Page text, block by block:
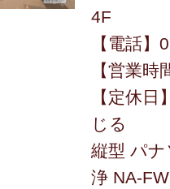
4F
【電話
【営業
【定休
じる
縦型 パ
浄 NA-